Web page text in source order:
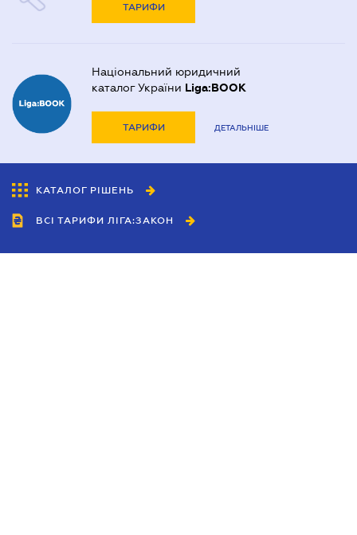
ТАРИФИ
Національний юридичний
каталог України Liga:BOOK
ТАРИФИ ДЕТАЛЬНІШЕ
КАТАЛОГ РІШЕНЬ
ВСІ ТАРИФИ ЛІГА:ЗАКОН